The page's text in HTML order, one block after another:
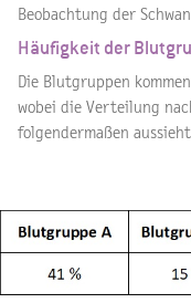
Beobachtung der
Häufigkeit der
Die Blutgruppen
wobei die Verteilung
folgendermaßen